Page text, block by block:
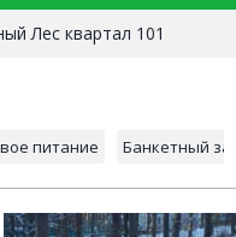
Лес квартал 101
питание Банкетный